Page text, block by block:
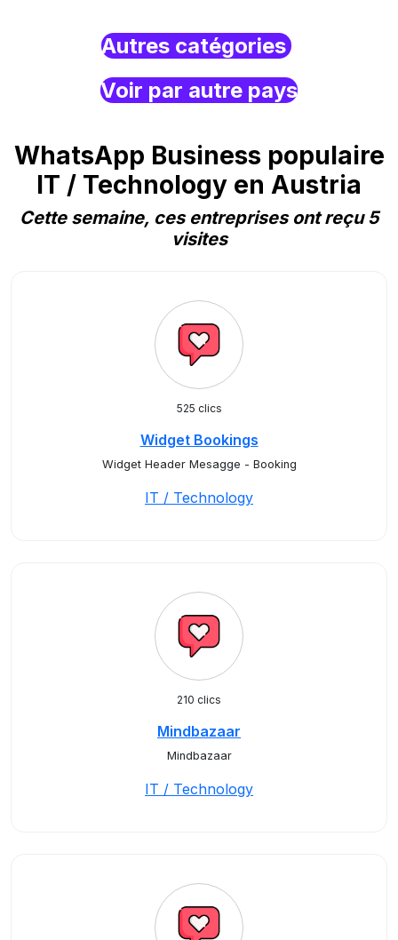
Autres catégories
Voir par autre pays
WhatsApp Business populaire
IT / Technology en Austria
Cette semaine, ces entreprises ont reçu 5
visites
525 clics
Widget Bookings
Widget Header Mesagge - Booking
IT / Technology
210 clics
Mindbazaar
Mindbazaar
IT / Technology